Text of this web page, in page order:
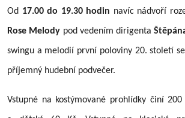
Od 17.00 do 19.30 hodin navíc nádvoří
Rose Melody pod vedením dirigenta
swingu a melodií první poloviny 20. století
příjemný hudební podvečer.
Vstupné na kostýmované prohlídky činí